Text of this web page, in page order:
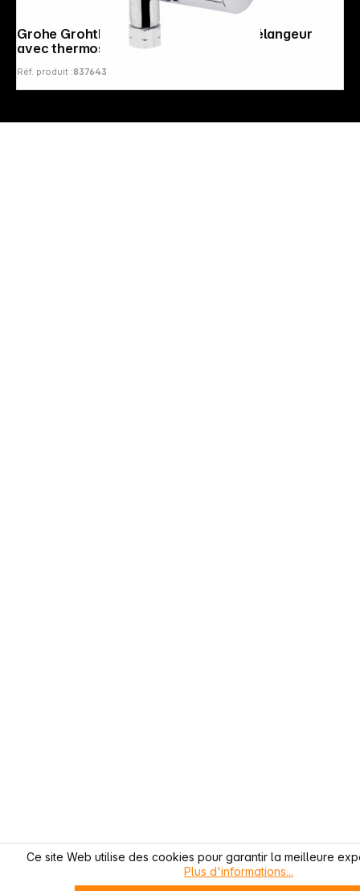
Grohe Grohtherm Micro Therm. Prémélangeur
avec thermostat
Réf. produit :837643
Ce site Web utilise des cookies pour garantir la meilleure
Plus d'informations...